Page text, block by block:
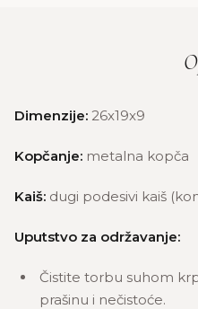
Dimenzije: 26x19x9
Kopčanje: metalna kopča
Kaiš: dugi podesivi kaiš
Uputstvo za održavanje:
Čistite torbu suhom
prašinu i nečistoće.